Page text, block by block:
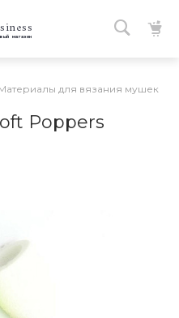
магазин
для вязания мушек
Poppers